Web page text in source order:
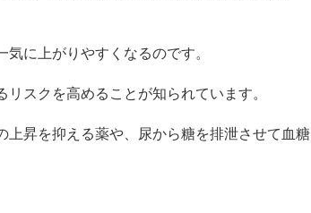
に上がりやすくなるのです。
スクを高めることが知られています。
昇を抑える薬や、尿から糖を排泄させて血糖